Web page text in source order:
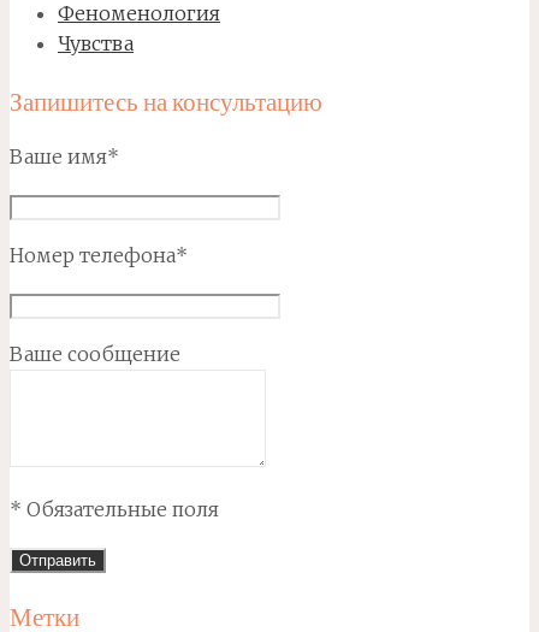
Феноменология
Чувства
Запишитесь на консультацию
Ваше имя*
Номер телефона*
Ваше сообщение
* Обязательные поля
Метки